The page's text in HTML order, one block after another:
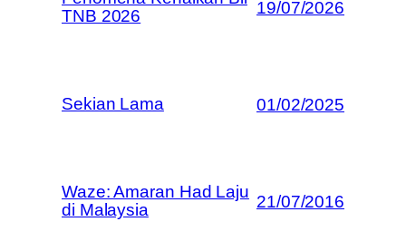
TNB 2026
19/07/2026
Sekian Lama 01/02/2025
Waze: Amaran Had Laju
di Malaysia
21/07/2016